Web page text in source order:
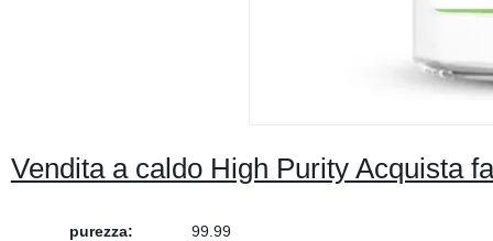
Vendita a caldo High Purity Acquista
purezza:
99.99